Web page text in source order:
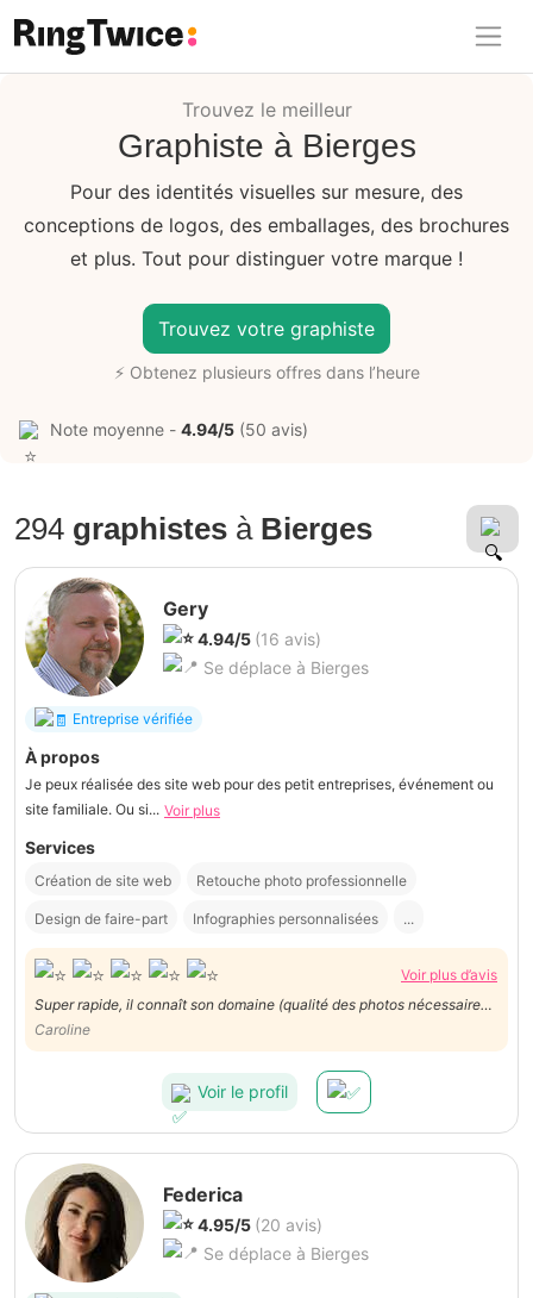
Ring Twice
Trouvez le meilleur
Graphiste à Bierges
Pour des identités visuelles sur mesure, des
conceptions de logos, des emballages, des brochures
et plus. Tout pour distinguer votre marque !
Trouvez votre graphiste
⚡ Obtenez plusieurs offres dans l’heure
Note moyenne - 4.94/5 (50 avis)
294 graphistes à Bierges
Gery
4.94/5 (16 avis)
Se déplace à Bierges
Entreprise vérifiée
À propos
Je peux réalisée des site web pour des petit entreprises, événement ou
site familiale. Ou si... Voir plus
Services
Création de site web Retouche photo professionnelle
Design de faire-part Infographies personnalisées ...
Voir plus d’avis
Super rapide, il connaît son domaine (qualité des photos nécessaire
Caroline
Voir le profil
Federica
4.95/5 (20 avis)
Se déplace à Bierges